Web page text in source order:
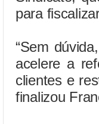
para
“Sem
acelere a
clientes e
finalizou